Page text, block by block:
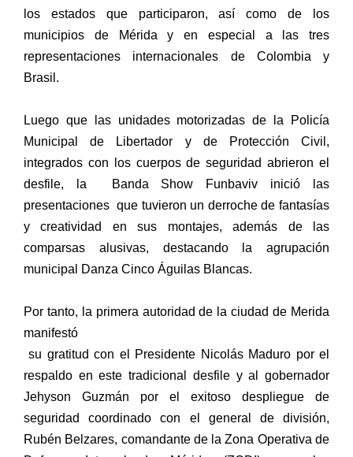
los estados que participaron, así como de los
municipios de Mérida y en especial a las tres
representaciones internacionales de Colombia y
Brasil.
Luego que las unidades motorizadas de la Policía
Municipal de Libertador y de Protección Civil,
integrados con los cuerpos de seguridad abrieron el
desfile, la Banda Show Funbaviv inició las
presentaciones que tuvieron un derroche de fantasías
y creatividad en sus montajes, además de las
comparsas alusivas, destacando la agrupación
municipal Danza Cinco Águilas Blancas.
Por tanto, la primera autoridad de la ciudad de Merida
manifestó
su gratitud con el Presidente Nicolás Maduro por el
respaldo en este tradicional desfile y al gobernador
Jehyson Guzmán por el exitoso despliegue de
seguridad coordinado con el general de división,
Rubén Belzares, comandante de la Zona Operativa de